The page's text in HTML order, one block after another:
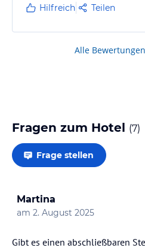
Hilfreich Teilen
Alle
Fragen zum Hotel (7)
Frage stellen
Martina
am 2. August 2025
Gibt es einen abschließbaren